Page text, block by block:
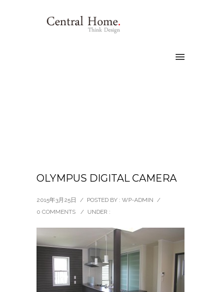
OLYMPUS DIGITAL CAMERA
2015年3月25日 / POSTED BY : WP-ADMIN /
0 COMMENTS
/ UNDER :